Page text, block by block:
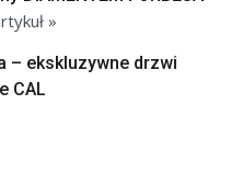
»
– ekskluzywne drzwi
CAL